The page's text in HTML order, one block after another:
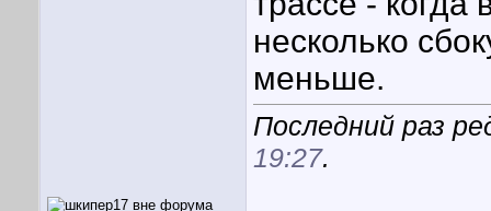
несколько
меньше.
Последний раз
19:27.